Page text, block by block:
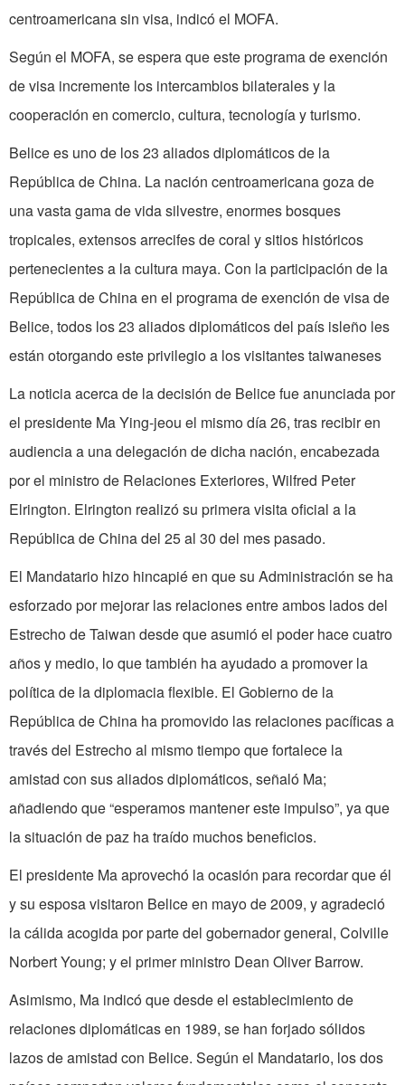
centroamericana sin visa, indicó el MOFA.
Según el MOFA, se espera que este programa de exención
de visa incremente los intercambios bilaterales y la
cooperación en comercio, cultura, tecnología y turismo.
Belice es uno de los 23 aliados diplomáticos de la
República de China. La nación centroamericana goza de
una vasta gama de vida silvestre, enormes bosques
tropicales, extensos arrecifes de coral y sitios históricos
pertenecientes a la cultura maya. Con la participación de la
República de China en el programa de exención de visa de
Belice, todos los 23 aliados diplomáticos del país isleño les
están otorgando este privilegio a los visitantes taiwaneses
La noticia acerca de la decisión de Belice fue anunciada por
el presidente Ma Ying-jeou el mismo día 26, tras recibir en
audiencia a una delegación de dicha nación, encabezada
por el ministro de Relaciones Exteriores, Wilfred Peter
Elrington. Elrington realizó su primera visita oficial a la
República de China del 25 al 30 del mes pasado.
El Mandatario hizo hincapié en que su Administración se ha
esforzado por mejorar las relaciones entre ambos lados del
Estrecho de Taiwan desde que asumió el poder hace cuatro
años y medio, lo que también ha ayudado a promover la
política de la diplomacia flexible. El Gobierno de la
República de China ha promovido las relaciones pacíficas a
través del Estrecho al mismo tiempo que fortalece la
amistad con sus aliados diplomáticos, señaló Ma;
añadiendo que “esperamos mantener este impulso”, ya que
la situación de paz ha traído muchos beneficios.
El presidente Ma aprovechó la ocasión para recordar que él
y su esposa visitaron Belice en mayo de 2009, y agradeció
la cálida acogida por parte del gobernador general, Colville
Norbert Young; y el primer ministro Dean Oliver Barrow.
Asimismo, Ma indicó que desde el establecimiento de
relaciones diplomáticas en 1989, se han forjado sólidos
lazos de amistad con Belice. Según el Mandatario, los dos